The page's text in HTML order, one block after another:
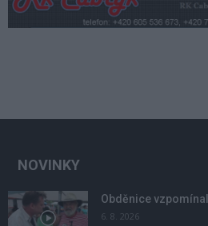
NOVINKY
Obděnice
6. 8. 2026